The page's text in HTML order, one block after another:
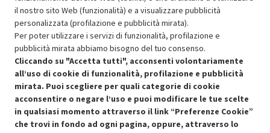
Aggiungi al carrello
SCONTO RICONDIZIONATI
Approfitta dello sconto del 50% sul prodotto ricondizionato.
il nostro sito Web (funzionalità) e a visualizzare pubblicità
personalizzata (profilazione e pubblicità mirata).
Per poter utilizzare i servizi di funzionalità, profilazione e
pubblicità mirata abbiamo bisogno del tuo consenso.
Cliccando su "Accetta tutti", acconsenti volontariamente
all’uso di cookie di funzionalità, profilazione e pubblicità
mirata. Puoi scegliere per quali categorie di cookie
acconsentire o negare l’uso e puoi modificare le tue scelte
in qualsiasi momento attraverso il link “Preferenze Cookie”
che trovi in fondo ad ogni pagina, oppure, attraverso lo